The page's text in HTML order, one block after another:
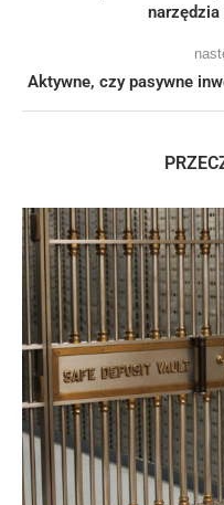
narzędzia
Aktywne, czy pasywne